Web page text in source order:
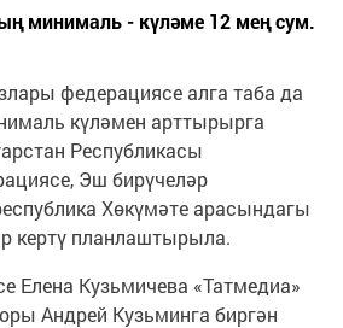
минималь - күләме 12 мең сум.
федерациясе алга таба да
күләмен арттырырга
Республикасы
Эш бирүчеләр
Хөкүмәте арасындагы
кертү планлаштырыла.
Елена Кузьмичева «Татмедиа»
Андрей Кузьминга биргән